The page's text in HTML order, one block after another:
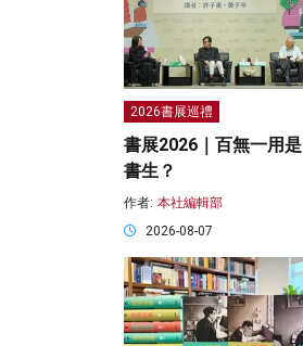
2026書展巡禮
書展2026｜百無一用是
書生？
作者: 本社編輯部
2026-08-07